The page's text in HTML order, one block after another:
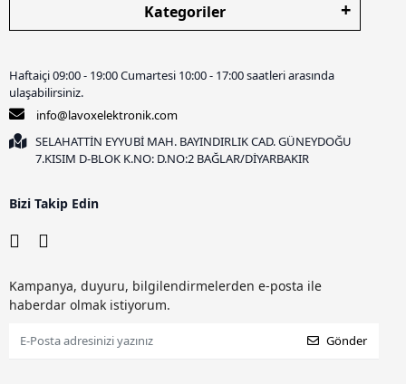
Kategoriler
Haftaiçi 09:00 - 19:00 Cumartesi 10:00 - 17:00 saatleri arasında
ulaşabilirsiniz.
info@lavoxelektronik.com
SELAHATTİN EYYUBİ MAH. BAYINDIRLIK CAD. GÜNEYDOĞU
7.KISIM D-BLOK K.NO: D.NO:2 BAĞLAR/DİYARBAKIR
Bizi Takip Edin
Kampanya, duyuru, bilgilendirmelerden e-posta ile
haberdar olmak istiyorum.
Gönder